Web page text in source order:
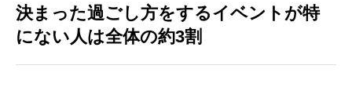
決まった過ごし方をするイベントが特
にない人は全体の約3割